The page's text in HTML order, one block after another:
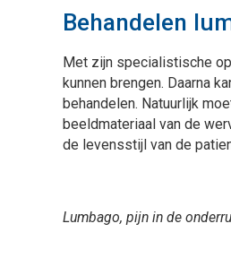
Behandelen
Met zijn specialistische
kunnen brengen. Daarna
behandelen. Natuurlijk
beeldmateriaal van de
de levensstijl van de
Lumbago, pijn in de